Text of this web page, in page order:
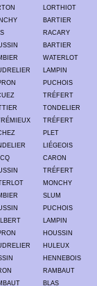
LORTHIOT
BARTIER
RACARY
BARTIER
WATERLOT
LAMPIN
PUCHOIS
TRÉFERT
TONDELIER
TRÉFERT
PLET
LIÉGEOIS
CARON
TRÉFERT
MONCHY
SLUM
PUCHOIS
LAMPIN
HOUSSIN
HULEUX
HENNEBOIS
RAMBAUT
BLAS